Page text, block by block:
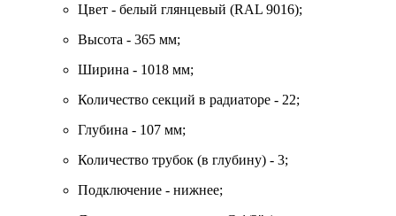
Цвет - белый глянцевый (RAL 9016);
Высота - 365 мм;
Ширина - 1018 мм;
Количество секций в радиаторе - 22;
Глубина - 107 мм;
Количество трубок (в глубину) - 3;
Подключение - нижнее;